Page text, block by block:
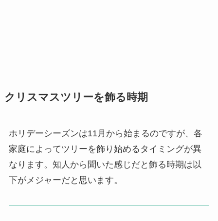
クリスマスツリーを飾る時期
ホリデーシーズンは11月から始まるのですが、各
家庭によってツリーを飾り始めるタイミングが異
なります。知人から聞いた感じだと飾る時期は以
下がメジャーだと思います。